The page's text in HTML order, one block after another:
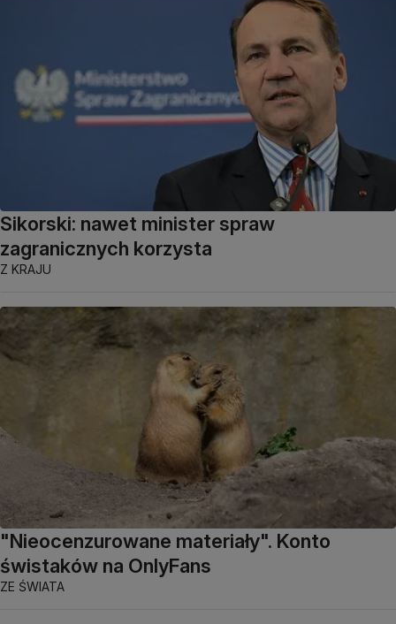
Sikorski: nawet minister spraw
zagranicznych korzysta
Z KRAJU
"Nieocenzurowane materiały". Konto
świstaków na OnlyFans
ZE ŚWIATA